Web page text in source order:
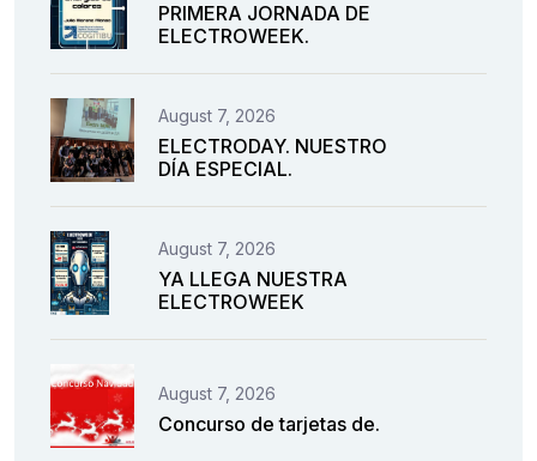
PRIMERA JORNADA DE
ELECTROWEEK.
August 7, 2026
ELECTRODAY. NUESTRO
DÍA ESPECIAL.
August 7, 2026
YA LLEGA NUESTRA
ELECTROWEEK
August 7, 2026
Concurso de tarjetas de.